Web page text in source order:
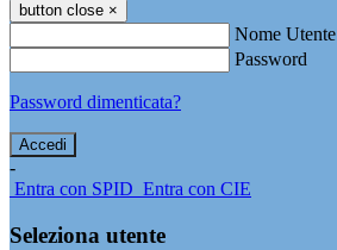
button close ×
Nome Utente
Password
Password dimenticata?
-
Entra con SPID Entra con CIE
Seleziona utente